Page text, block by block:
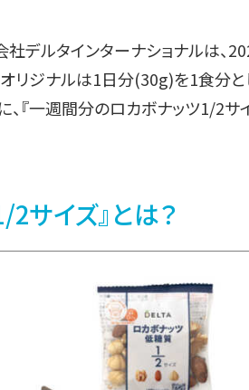
デルタインターナショナルは、
オリジナルは1日分(30g)を1食分
『一週間分のロカボナッツ1/2サ
サイズ』とは？